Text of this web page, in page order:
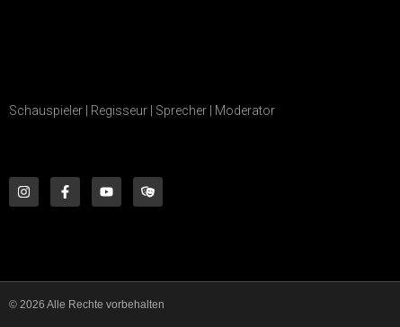
Schauspieler | Regisseur | Sprecher | Moderator
© 2026 Alle Rechte vorbehalten